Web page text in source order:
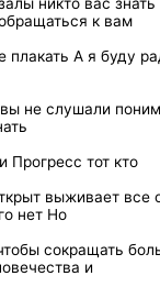
к вам
плакать А я буду
не слушали
Прогресс тот кто
выживает все
нет Но
сокращать
и